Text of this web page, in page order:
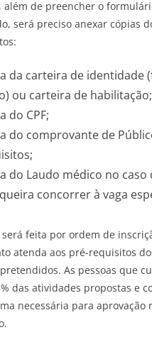
além de preencher o
será preciso anexar cópias
da carteira de identidade
ou carteira de habilitação;
do CPF;
do comprovante de
do Laudo médico no caso
concorrer à vaga
será feita por ordem de
atenda aos pré-requisitos
As pessoas que
das atividades propostas e
necessária para aprovação